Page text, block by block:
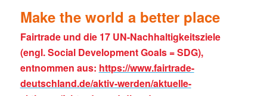
Make the world a better place
Fairtrade und die 17 UN-Nachhaltigkeitsziele
(engl. Social Development Goals = SDG),
entnommen aus: https://www.fairtrade-
deutschland.de/aktiv-werden/aktuelle-